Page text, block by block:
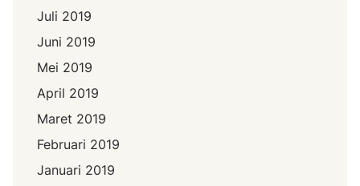
Juli 2019
Juni 2019
Mei 2019
April 2019
Maret 2019
Februari 2019
Januari 2019